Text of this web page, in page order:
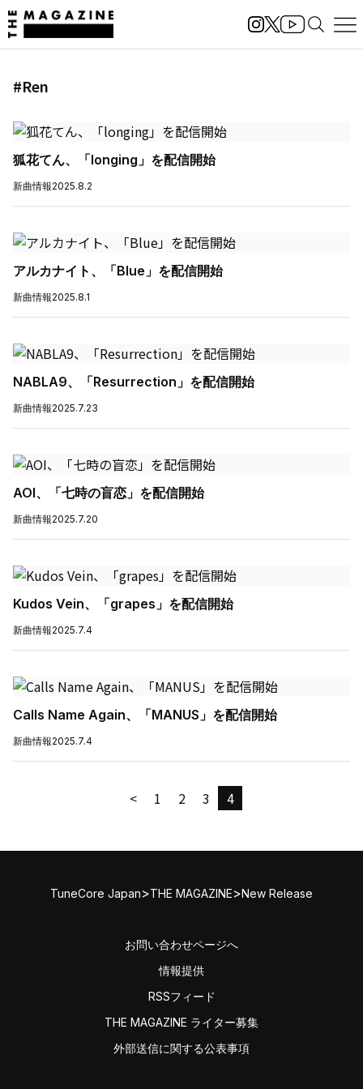
#Ren
狐花てん、「longing」を配信開始
新曲情報2025.8.2
アルカナイト、「Blue」を配信開始
新曲情報2025.8.1
NABLA9、「Resurrection」を配信開始
新曲情報2025.7.23
AOI、「七時の盲恋」を配信開始
新曲情報2025.7.20
Kudos Vein、「grapes」を配信開始
新曲情報2025.7.4
Calls Name Again、「MANUS」を配信開始
新曲情報2025.7.4
< 1 2 3 4
TuneCore Japan>THE MAGAZINE>New Release
お問い合わせページへ
情報提供
RSSフィード
THE MAGAZINE ライター募集
外部送信に関する公表事項